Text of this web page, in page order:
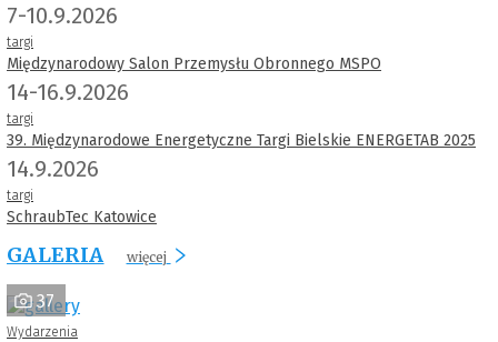
7-10.9.2026
targi
Międzynarodowy Salon Przemysłu Obronnego MSPO
14-16.9.2026
targi
39. Międzynarodowe Energetyczne Targi Bielskie ENERGETAB 2025
14.9.2026
targi
SchraubTec Katowice
GALERIA więcej
37
Wydarzenia